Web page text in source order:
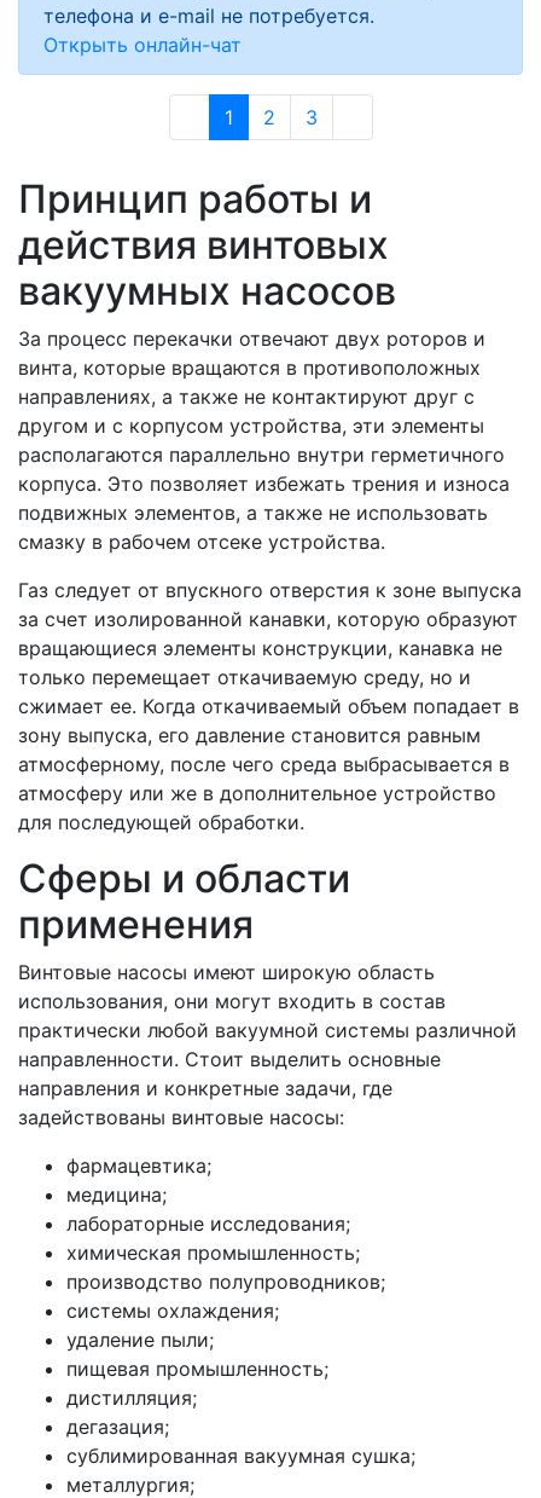
телефона и e-mail не потребуется.
Открыть онлайн-чат
1 2 3
Принцип работы и
действия винтовых
вакуумных насосов
За процесс перекачки отвечают двух роторов и
винта, которые вращаются в противоположных
направлениях, а также не контактируют друг с
другом и с корпусом устройства, эти элементы
располагаются параллельно внутри герметичного
корпуса. Это позволяет избежать трения и износа
подвижных элементов, а также не использовать
смазку в рабочем отсеке устройства.
Газ следует от впускного отверстия к зоне выпуска
за счет изолированной канавки, которую образуют
вращающиеся элементы конструкции, канавка не
только перемещает откачиваемую среду, но и
сжимает ее. Когда откачиваемый объем попадает в
зону выпуска, его давление становится равным
атмосферному, после чего среда выбрасывается в
атмосферу или же в дополнительное устройство
для последующей обработки.
Сферы и области
применения
Винтовые насосы имеют широкую область
использования, они могут входить в состав
практически любой вакуумной системы различной
направленности. Стоит выделить основные
направления и конкретные задачи, где
задействованы винтовые насосы:
фармацевтика;
медицина;
лабораторные исследования;
химическая промышленность;
производство полупроводников;
системы охлаждения;
удаление пыли;
пищевая промышленность;
дистилляция;
дегазация;
сублимированная вакуумная сушка;
металлургия;